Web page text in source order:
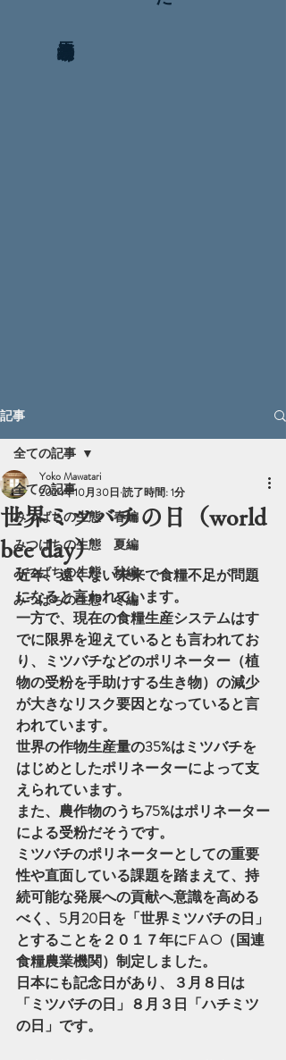
記事
全ての記事
みつばちの生態 春編
みつばちの生態 夏編
みつばちの生態 秋編
みつばちの生態 冬編
全ての記事
世界ミツバチの日（world
bee day）
Yoko Mawatari
2024年10月30日 読了時間: 1分
近年、遠くない未来で食糧不足が問題
になると言われています。
一方で、現在の食糧生産システムはす
でに限界を迎えているとも言われてお
り、ミツバチなどのポリネーター（植
物の受粉を手助けする生き物）の減少
が大きなリスク要因となっていると言
われています。
世界の作物生産量の35%はミツバチを
はじめとしたポリネーターによって支
えられています。
また、農作物のうち75%はポリネーター
による受粉だそうです。
ミツバチのポリネーターとしての重要
性や直面している課題を踏まえて、持
続可能な発展への貢献へ意識を高める
べく、5月20日を「世界ミツバチの日」
とすることを２０１７年にF A O（国連
食糧農業機関）制定しました。
日本にも記念日があり、３月８日は
「ミツバチの日」８月３日「ハチミツ
の日」です。